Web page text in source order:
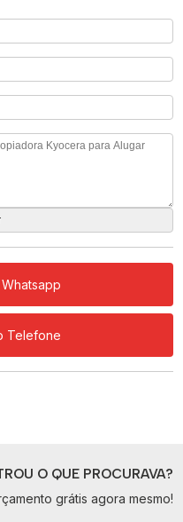
Telefone
O QUE PROCURAVA?
grátis agora mesmo!